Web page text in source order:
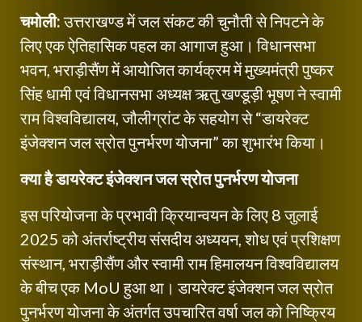
चमोली:उत्तराखण्ड में जल संकट की चुनौती से निपटने के
लिए एक ऐतिहासिक पहल का आगाज हुआ। विधानसभा
भवन, भराड़ीसैंण में आयोजित कार्यक्रम में मुख्यमंत्री पुष्कर
सिंह धामी एवं विधानसभा अध्यक्ष ऋतु खण्डूड़ी भूषण ने स्वामी
राम विश्वविद्यालय, जौलीग्रांट के सहयोग से “डायरेक्ट
इंजेक्शन जल स्रोत पुनर्भरण योजना” का शुभारंभ किया।
क्या है डायरेक्ट इंजेक्शन जल स्रोत पुनर्भरण योजना
इस परियोजना के प्रभावी क्रियान्वयन के लिए 8 जुलाई
2025 को अंतर्राष्ट्रीय संसदीय अध्ययन, शोध एवं प्रशिक्षण
संस्थान, भराड़ीसैंण और स्वामी राम हिमालयन विश्वविद्यालय
के बीच एक MoU हुआ था। डायरेक्ट इंजेक्शन जल स्रोत
पुनर्भरण योजना के अंतर्गत उपचारित वर्षा जल को निष्क्रिय